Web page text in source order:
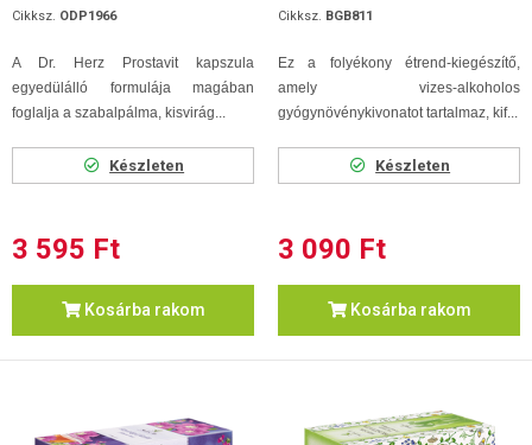
Cikksz. ODP1966
A Dr. Herz Prostavit kapszula
egyedülálló formulája magában
foglalja a szabalpálma, kisvirág...
Készleten
3 595 Ft
Kosárba rakom
Cikksz. BGB811
Ez a folyékony étrend-kiegészítő,
amely vizes-alkoholos
gyógynövénykivonatot tartalmaz, kif...
Készleten
3 090 Ft
Kosárba rakom